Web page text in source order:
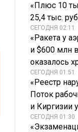
«Плюс 10
25,4 тыс.
СЕГОДНЯ 02:11
«Ракета у
и $600 млн
оказалось
СЕГОДНЯ 01:51
«Реестр
Поток
и Киргизии
СЕГОДНЯ 01:30